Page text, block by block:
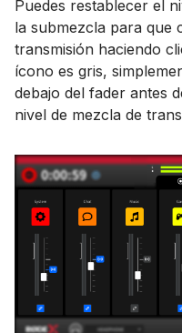
Puedes restablecer el
la submezcla para que
transmisión haciendo
ícono es gris,
debajo del fader antes
nivel de mezcla de